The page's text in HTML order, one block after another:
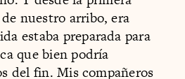
nuestro arribo, era
estaba preparada para
que bien podría
del fin. Mis compañeros